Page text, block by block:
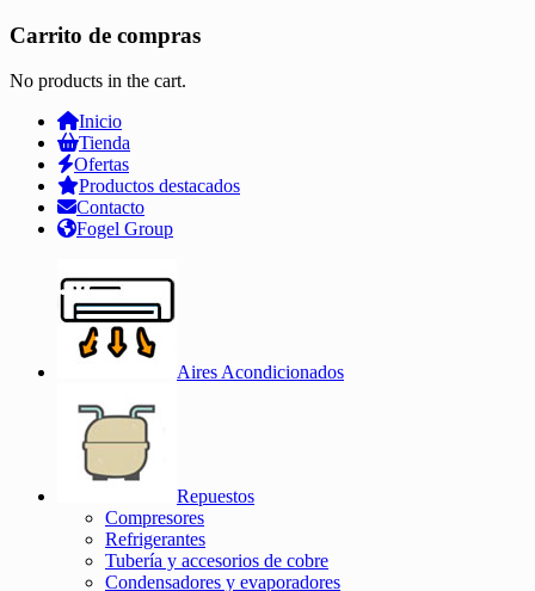
Carrito de compras
No products in the cart.
Inicio
Tienda
Ofertas
Productos destacados
Contacto
Fogel Group
Aires Acondicionados
Repuestos
Compresores
Refrigerantes
Tubería y accesorios de cobre
Condensadores y evaporadores